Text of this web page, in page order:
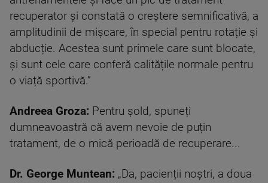
recuperator și constată o creștere semnificativă, a
amplitudinii de mișcare, în special pentru rotație și
abducție. Acestea sunt primele care sunt blocate,
și sunt cele care conferă calitățile normale pentru
o viață sportivă.”
Andreea Groza: Pentru șold, spuneți
dumneavoastră că avem nevoie de puțin
tratament, de o mică perioadă de recuperare...
Dr. George Muntean: „Da, pacienții noștri, a doua